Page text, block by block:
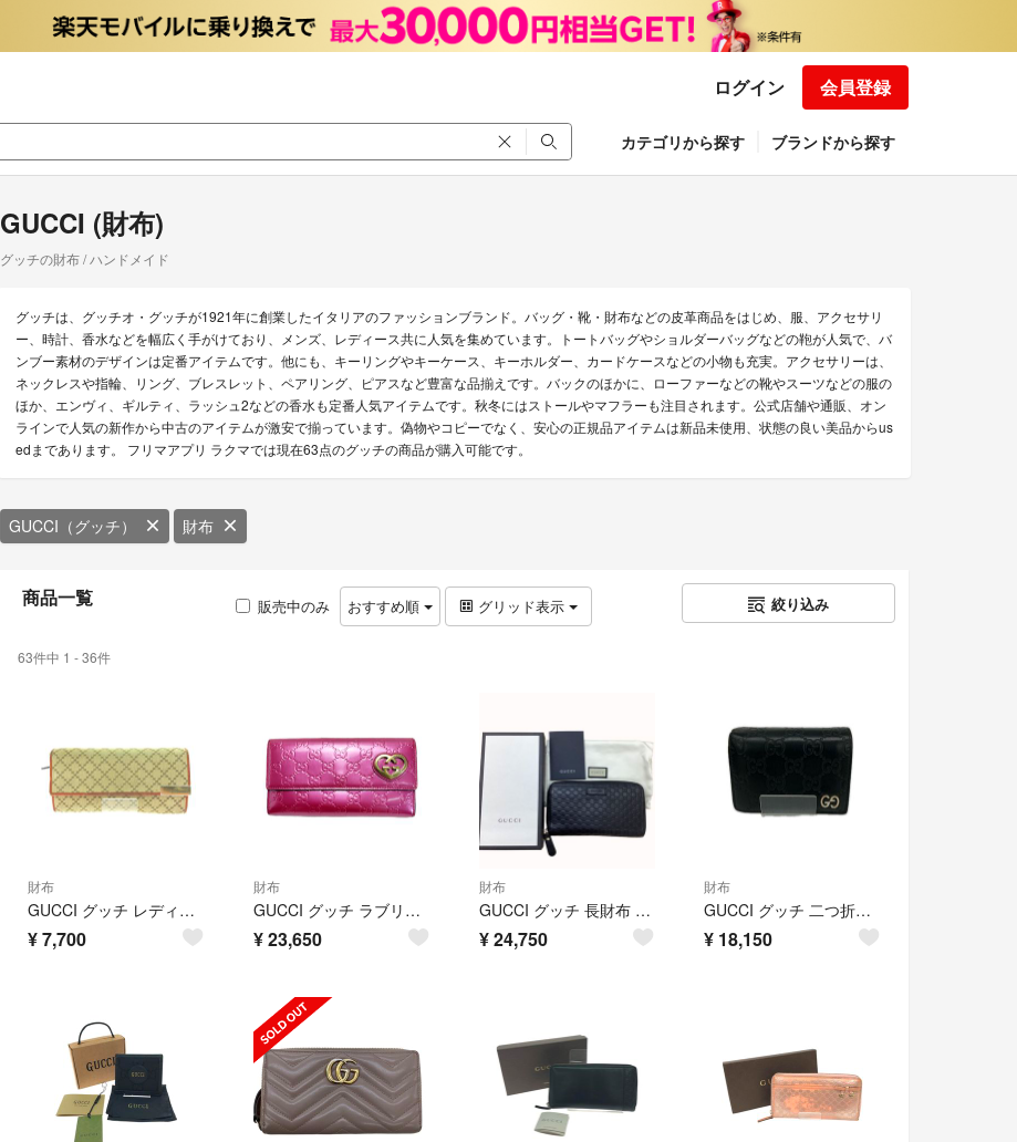
ログイン 会員登録
カテゴリから探す ブランドから探す
GUCCI (財布)
グッチの財布 / ハンドメイド
グッチは、グッチオ・グッチが1921年に創業したイタリアのファッションブランド。バッグ・靴・財布などの皮革商品をはじめ、服、アクセサリ
ー、時計、香水などを幅広く手がけており、メンズ、レディース共に人気を集めています。トートバッグやショルダーバッグなどの鞄が人気で、バ
ンブー素材のデザインは定番アイテムです。他にも、キーリングやキーケース、キーホルダー、カードケースなどの小物も充実。アクセサリーは、
ネックレスや指輪、リング、ブレスレット、ペアリング、ピアスなど豊富な品揃えです。バックのほかに、ローファーなどの靴やスーツなどの服の
ほか、エンヴィ、ギルティ、ラッシュ2などの香水も定番人気アイテムです。秋冬にはストールやマフラーも注目されます。公式店舗や通販、オン
ラインで人気の新作から中古のアイテムが激安で揃っています。偽物やコピーでなく、安心の正規品アイテムは新品未使用、状態の良い美品からus
edまであります。 フリマアプリ ラクマでは現在63点のグッチの商品が購入可能です。
GUCCI（グッチ） 財布
商品一覧 販売中のみ おすすめ順 グリッド表示 絞り込み
63件中 1 - 36件
財布
GUCCI グッチ レディース 長財布 ディアマンテ キャンバス ロングウォレット メタルプレート L字ファスナー 269541 ベージュ
¥7,700
財布
GUCCI グッチ ラブリーハート エナメル GGエンボス 251861 ピンク 長財布 レディース
¥23,650
財布
GUCCI グッチ 長財布 449391-496334 マイクログッチシマ ブラック
¥24,750
財布
GUCCI グッチ 二つ折り財布 グッチシマ GG 522869 ブラック
¥ 18,150